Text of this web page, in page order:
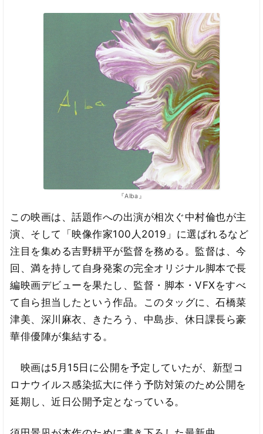
『Alba』
この映画は、話題作への出演が相次ぐ中村倫也が主
演、そして「映像作家100人2019」に選ばれるなど
注目を集める吉野耕平が監督を務める。監督は、今
回、満を持して自身発案の完全オリジナル脚本で長
編映画デビューを果たし、監督・脚本・VFXをすべ
て自ら担当したという作品。このタッグに、石橋菜
津美、深川麻衣、きたろう、中島歩、休日課長ら豪
華俳優陣が集結する。
映画は5月15日に公開を予定していたが、新型コ
ロナウイルス感染拡大に伴う予防対策のため公開を
延期し、近日公開予定となっている。